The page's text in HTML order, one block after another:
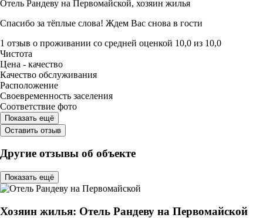
Отель Рандеву на Первомайской, хозяин жилья
Спасибо за тёплые слова! Ждем Вас снова в гости
1 отзыв о проживании со средней оценкой 10,0 из 10,0
Чистота
Цена - качество
Качество обслуживания
Расположение
Своевременность заселения
Соответствие фото
Показать ещё
Оставить отзыв
Другие отзывы об объекте
Показать ещё
Хозяин жилья: Отель Рандеву на Первомайской